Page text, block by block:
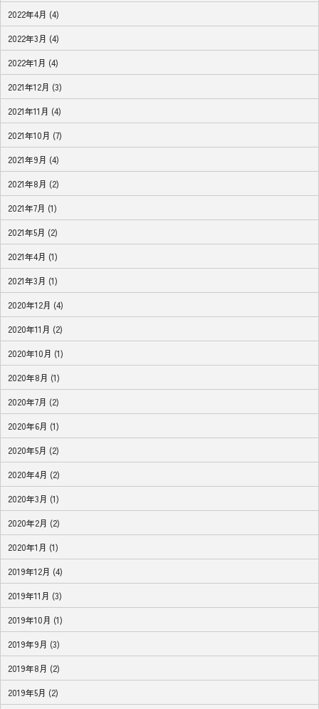
2022年4月 (4)
2022年3月 (4)
2022年1月 (4)
2021年12月 (3)
2021年11月 (4)
2021年10月 (7)
2021年9月 (4)
2021年8月 (2)
2021年7月 (1)
2021年5月 (2)
2021年4月 (1)
2021年3月 (1)
2020年12月 (4)
2020年11月 (2)
2020年10月 (1)
2020年8月 (1)
2020年7月 (2)
2020年6月 (1)
2020年5月 (2)
2020年4月 (2)
2020年3月 (1)
2020年2月 (2)
2020年1月 (1)
2019年12月 (4)
2019年11月 (3)
2019年10月 (1)
2019年9月 (3)
2019年8月 (2)
2019年5月 (2)